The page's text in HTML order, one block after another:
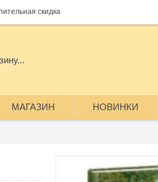
скидка
МАГАЗИН НОВИНКИ